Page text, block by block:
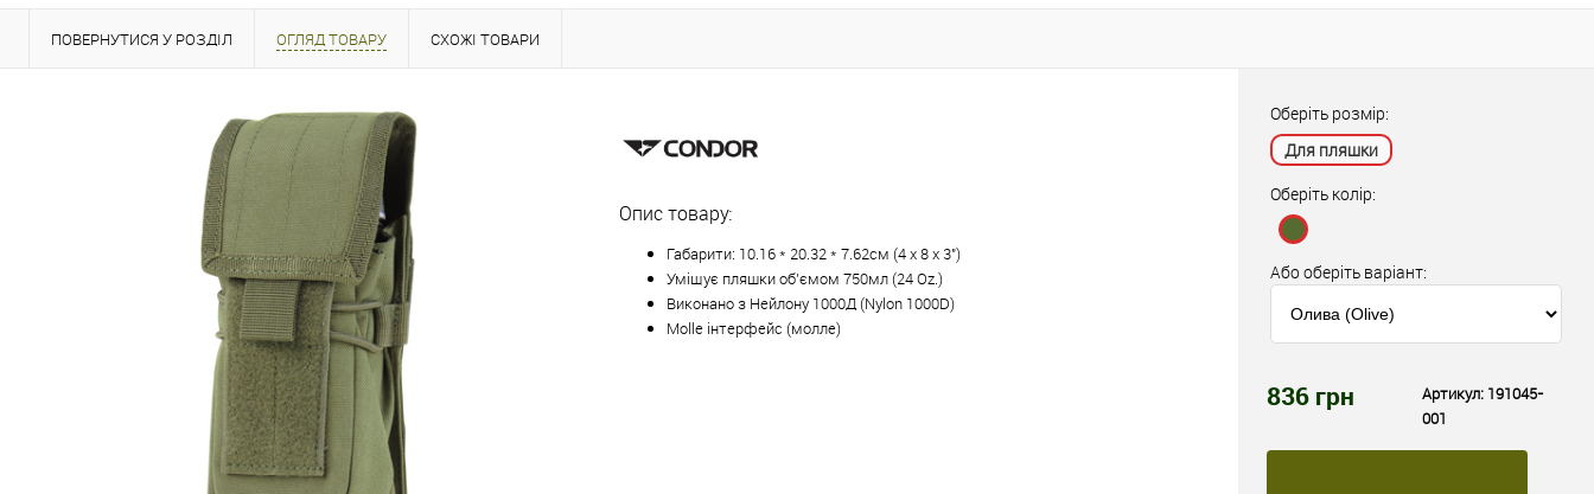
ПОВЕРНУТИСЯ У РОЗДІЛ ОГЛЯД ТОВАРУ СХОЖІ ТОВАРИ
Опис товару:
Габарити: 10.16 * 20.32 * 7.62см (4 x 8 x 3")
Уміщує пляшки об'ємом 750мл (24 Oz.)
Виконано з Нейлону 1000Д (Nylon 1000D)
Molle інтерфейс (молле)
Оберіть розмір:
Для пляшки
Оберіть колір:
Або оберіть варіант:
836 грн Артикул: 191045-
001